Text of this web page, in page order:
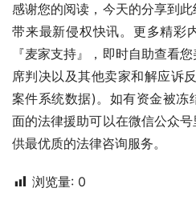
感谢您的阅读，今天的分享到
带来最新侵权快讯。更多精
『麦家支持』，即时自助查看
席判决以及其他卖家和解应诉
案件系统数据)。如有资金被冻
面的法律援助可以在微信公众
供最优质的法律咨询服务。
浏览量: 0